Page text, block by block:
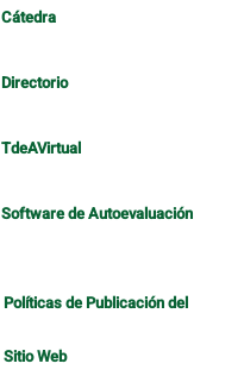
Cátedra
Directorio
TdeAVirtual
Software de Autoevaluación
Políticas de Publicación del
Sitio Web